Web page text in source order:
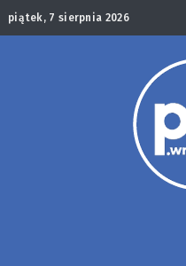
piątek, 7 sierpnia 2026